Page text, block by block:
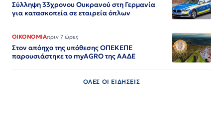
Σύλληψη 33χρονου Ουκρανού στη Γερμανία
για κατασκοπεία σε εταιρεία όπλων
ΟΙΚΟΝΟΜΙΑπριν 7 ώρες
Στον απόηχο της υπόθεσης ΟΠΕΚΕΠΕ
παρουσιάστηκε το myAGRO της ΑΑΔΕ
ΟΛΕΣ ΟΙ ΕΙΔΗΣΕΙΣ